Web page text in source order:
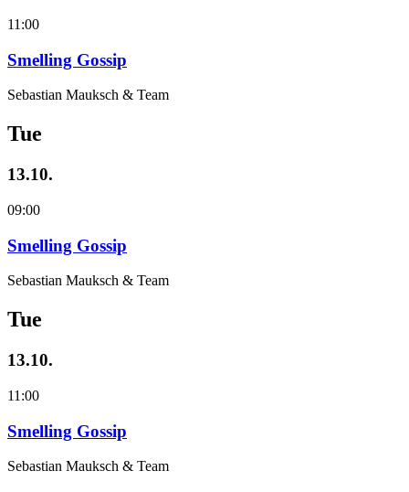
11:00
Smelling Gossip
Sebastian Mauksch & Team
Tue
13.10.
09:00
Smelling Gossip
Sebastian Mauksch & Team
Tue
13.10.
11:00
Smelling Gossip
Sebastian Mauksch & Team